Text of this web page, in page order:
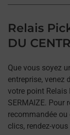
Relais
DU
Que vous soyez
entreprise, venez
votre point Relais
SERMAIZE. Pour
recommandée
clics, rendez-